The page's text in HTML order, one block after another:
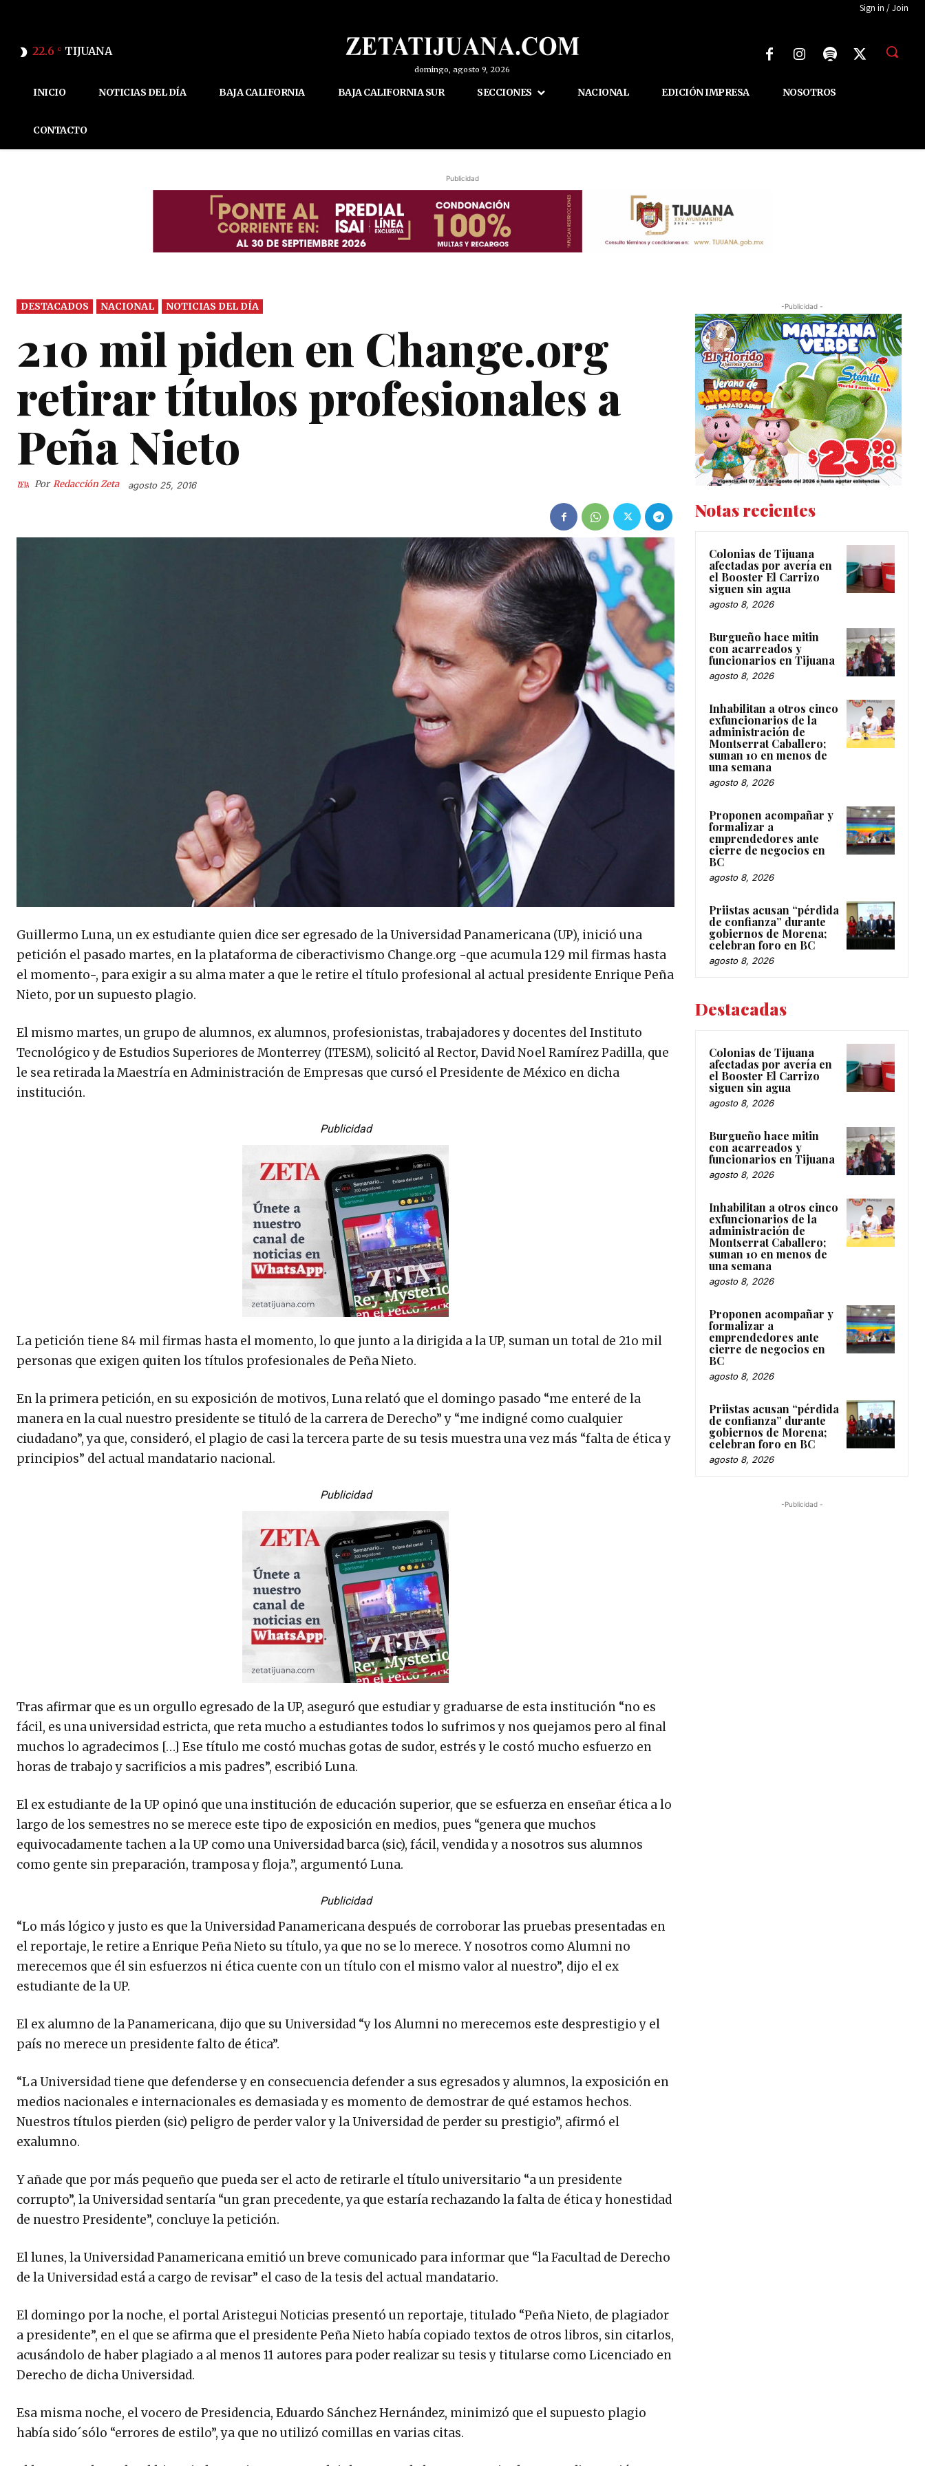
Sign in / Join
22.6 C TIJUANA
domingo, agosto 9, 2026
INICIO NOTICIAS DEL DÍA BAJA CALIFORNIA BAJA CALIFORNIA SUR SECCIONES NACIONAL EDICIÓN IMPRESA NOSOTROS
CONTACTO
Publicidad
DESTACADOS NACIONAL NOTICIAS DEL DÍA
210 mil piden en Change.org
retirar títulos profesionales a
Peña Nieto
Por Redacción Zeta agosto 25, 2016
Guillermo Luna, un ex estudiante quien dice ser egresado de la Universidad Panamericana (UP), inició una
petición el pasado martes, en la plataforma de ciberactivismo Change.org -que acumula 129 mil firmas hasta
el momento-, para exigir a su alma mater a que le retire el título profesional al actual presidente Enrique Peña
Nieto, por un supuesto plagio.
El mismo martes, un grupo de alumnos, ex alumnos, profesionistas, trabajadores y docentes del Instituto
Tecnológico y de Estudios Superiores de Monterrey (ITESM), solicitó al Rector, David Noel Ramírez Padilla, que
le sea retirada la Maestría en Administración de Empresas que cursó el Presidente de México en dicha
institución.
Publicidad
La petición tiene 84 mil firmas hasta el momento, lo que junto a la dirigida a la UP, suman un total de 21o mil
personas que exigen quiten los títulos profesionales de Peña Nieto.
En la primera petición, en su exposición de motivos, Luna relató que el domingo pasado “me enteré de la
manera en la cual nuestro presidente se tituló de la carrera de Derecho” y “me indigné como cualquier
ciudadano”, ya que, consideró, el plagio de casi la tercera parte de su tesis muestra una vez más “falta de ética y
principios” del actual mandatario nacional.
Publicidad
Tras afirmar que es un orgullo egresado de la UP, aseguró que estudiar y graduarse de esta institución “no es
fácil, es una universidad estricta, que reta mucho a estudiantes todos lo sufrimos y nos quejamos pero al final
muchos lo agradecimos […] Ese título me costó muchas gotas de sudor, estrés y le costó mucho esfuerzo en
horas de trabajo y sacrificios a mis padres”, escribió Luna.
El ex estudiante de la UP opinó que una institución de educación superior, que se esfuerza en enseñar ética a lo
largo de los semestres no se merece este tipo de exposición en medios, pues “genera que muchos
equivocadamente tachen a la UP como una Universidad barca (sic), fácil, vendida y a nosotros sus alumnos
como gente sin preparación, tramposa y floja.”, argumentó Luna.
Publicidad
“Lo más lógico y justo es que la Universidad Panamericana después de corroborar las pruebas presentadas en
el reportaje, le retire a Enrique Peña Nieto su título, ya que no se lo merece. Y nosotros como Alumni no
merecemos que él sin esfuerzos ni ética cuente con un título con el mismo valor al nuestro”, dijo el ex
estudiante de la UP.
El ex alumno de la Panamericana, dijo que su Universidad “y los Alumni no merecemos este desprestigio y el
país no merece un presidente falto de ética”.
“La Universidad tiene que defenderse y en consecuencia defender a sus egresados y alumnos, la exposición en
medios nacionales e internacionales es demasiada y es momento de demostrar de qué estamos hechos.
Nuestros títulos pierden (sic) peligro de perder valor y la Universidad de perder su prestigio”, afirmó el
exalumno.
Y añade que por más pequeño que pueda ser el acto de retirarle el título universitario “a un presidente
corrupto”, la Universidad sentaría “un gran precedente, ya que estaría rechazando la falta de ética y honestidad
de nuestro Presidente”, concluye la petición.
El lunes, la Universidad Panamericana emitió un breve comunicado para informar que “la Facultad de Derecho
de la Universidad está a cargo de revisar” el caso de la tesis del actual mandatario.
El domingo por la noche, el portal Aristegui Noticias presentó un reportaje, titulado “Peña Nieto, de plagiador
a presidente”, en el que se afirma que el presidente Peña Nieto había copiado textos de otros libros, sin citarlos,
acusándolo de haber plagiado a al menos 11 autores para poder realizar su tesis y titularse como Licenciado en
Derecho de dicha Universidad.
Esa misma noche, el vocero de Presidencia, Eduardo Sánchez Hernández, minimizó que el supuesto plagio
había sido´sólo “errores de estilo”, ya que no utilizó comillas en varias citas.
-Publicidad -
Notas recientes
Colonias de Tijuana
afectadas por avería en
el Booster El Carrizo
siguen sin agua
agosto 8, 2026
Burgueño hace mitin
con acarreados y
funcionarios en Tijuana
agosto 8, 2026
Inhabilitan a otros cinco
exfuncionarios de la
administración de
Montserrat Caballero;
suman 10 en menos de
una semana
agosto 8, 2026
Proponen acompañar y
formalizar a
emprendedores ante
cierre de negocios en
BC
agosto 8, 2026
Priistas acusan “pérdida
de confianza” durante
gobiernos de Morena;
celebran foro en BC
agosto 8, 2026
Destacadas
Colonias de Tijuana
afectadas por avería en
el Booster El Carrizo
siguen sin agua
agosto 8, 2026
Burgueño hace mitin
con acarreados y
funcionarios en Tijuana
agosto 8, 2026
Inhabilitan a otros cinco
exfuncionarios de la
administración de
Montserrat Caballero;
suman 10 en menos de
una semana
agosto 8, 2026
Proponen acompañar y
formalizar a
emprendedores ante
cierre de negocios en
BC
agosto 8, 2026
Priistas acusan “pérdida
de confianza” durante
gobiernos de Morena;
celebran foro en BC
agosto 8, 2026
-Publicidad -